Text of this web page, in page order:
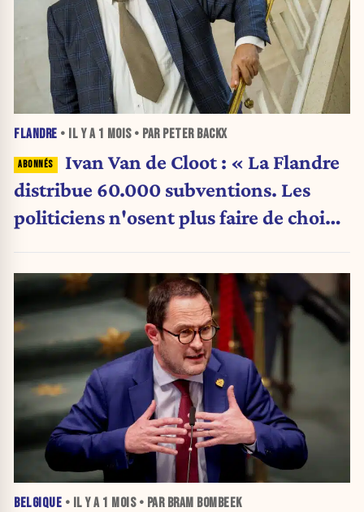
FLANDRE • IL Y A 1 MOIS• PAR PETER BACKX
Ivan Van de Cloot : « La Flandre
distribue 60.000 subventions. Les
politiciens n'osent plus faire de choix.
BELGIQUE • IL Y A 1 MOIS• PAR BRAM BOMBEEK